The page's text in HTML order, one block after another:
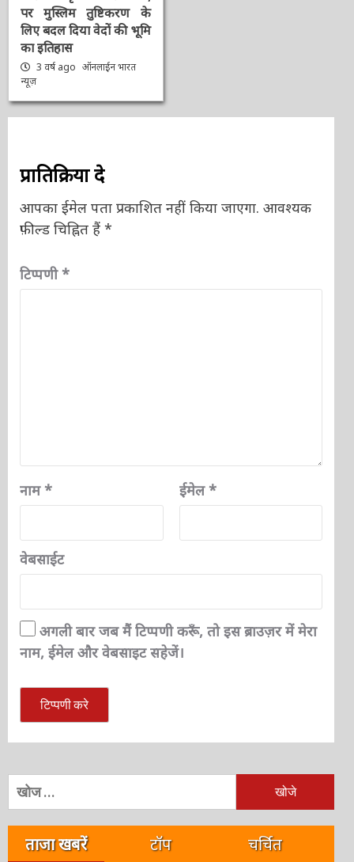
पर मुस्लिम तुष्टिकरण के
लिए बदल दिया वेदों की भूमि
का इतिहास
3 वर्ष ago ऑनलाईन भारत
न्यूज़
प्रातिक्रिया दे
आपका ईमेल पता प्रकाशित नहीं किया जाएगा. आवश्यक
फ़ील्ड चिह्नित हैं *
टिप्पणी*
नाम* ईमेल*
वेबसाईट
अगली बार जब मैं टिप्पणी करूँ, तो इस ब्राउज़र में मेरा
नाम, ईमेल और वेबसाइट सहेजें।
निम्न
को
खोजें:
ताजा खबरें टॉप चर्चित